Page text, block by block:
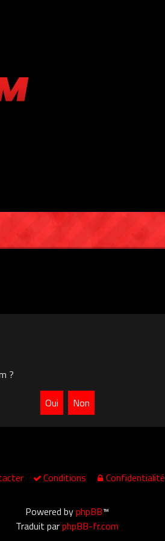
?
Confidentialité
Conditions
Powered byphpBB™
Traduit parphpBB-fr.com